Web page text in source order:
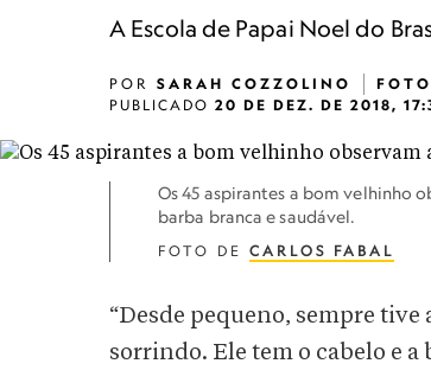
A Escola de Papai Noel do
POR SARAH COZZOLINO
PUBLICADO 20 DE DEZ. DE 2018,
Os 45 aspirantes a bom velhinho
barba branca e saudável.
FOTO DE CARLOS FABAL
“Desde pequeno, sempre
sorrindo. Ele tem o cabelo e